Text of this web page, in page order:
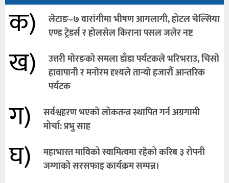
क)
लेटाङ–७ वारांगीमा भीषण आगलागी, होटल चेल्सिया
एण्ड ट्रेडर्स र होलसेल किराना पसल जलेर नष्ट
ख)
उत्तरी मोरङको समला डाँडा पर्यटकले भरिभराउ, चिसो
हावापानी र मनोरम दृश्यले तान्यो हजारौँ आन्तरिक
पर्यटक
ग)
सर्वश्वहरण भएको लोकतन्त्र स्थापित गर्न अग्रगामी
मोर्चा: प्रभु साह
घ)
महाभारत माविको स्वामित्वमा रहेको करिब ३ रोपनी
जग्गाको सरसफाइ कार्यक्रम सम्पन्न।